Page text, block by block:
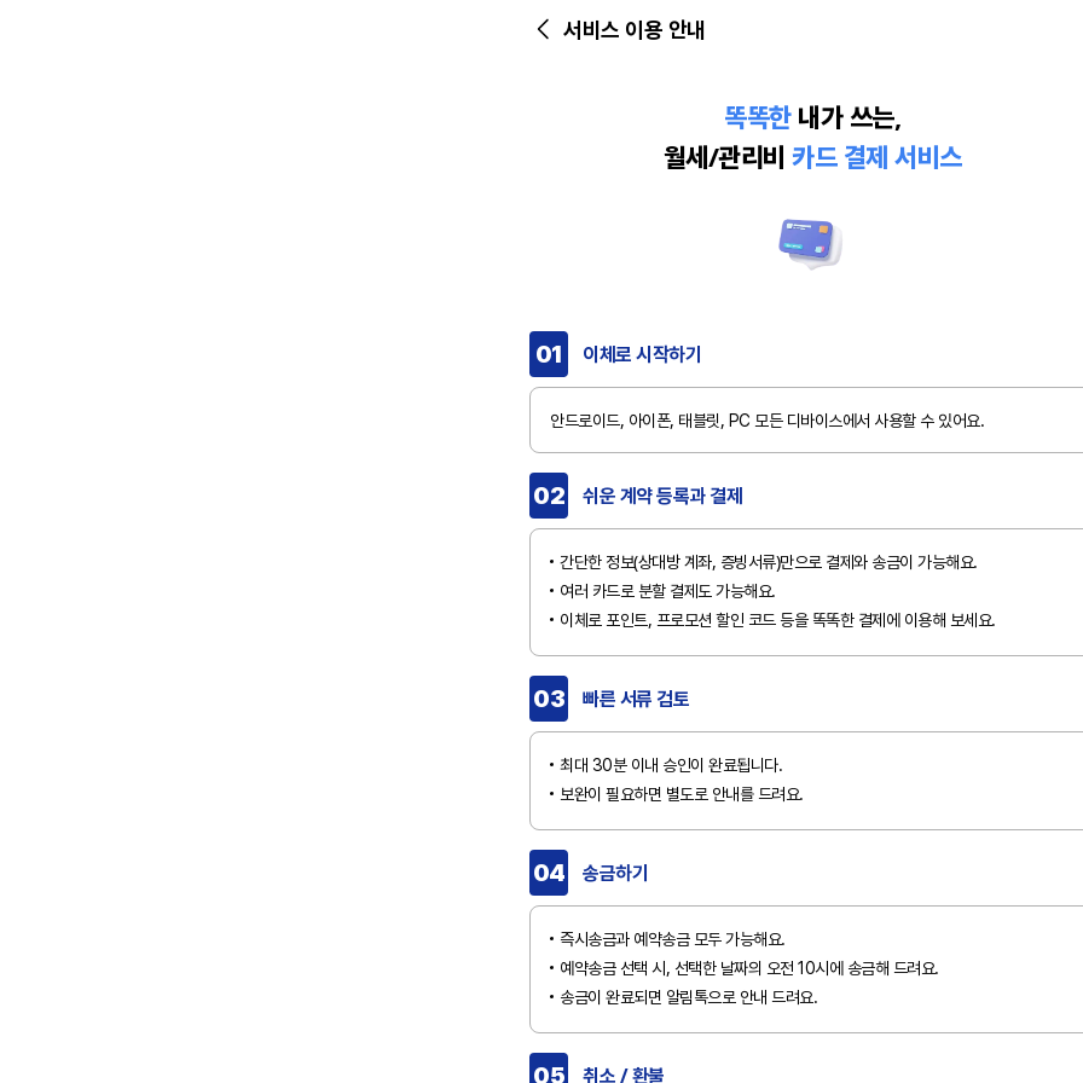
확인
닫기
닫기
확인
이체로의 다양한 혜택 소식을
빠르게 만나보세요.
혜택 및 이벤트 소식
기타 공지
네, 동의할게요
서비스 이용 안내
똑똑한내가 쓰는,
월세/관리비 카드 결제 서비스
01 이체로 시작하기
안드로이드, 아이폰, 태블릿, PC 모든 디바이스에서 사용할 수 있어요.
02 쉬운 계약 등록과 결제
간단한 정보(상대방 계좌, 증빙서류)만으로 결제와 송금이 가능해요.
여러 카드로 분할 결제도 가능해요.
이체로 포인트, 프로모션 할인 코드 등을 똑똑한 결제에 이용해 보세요.
03 빠른 서류 검토
최대 30분 이내 승인이 완료됩니다.
보완이 필요하면 별도로 안내를 드려요.
04 송금하기
즉시송금과 예약송금 모두 가능해요.
예약송금 선택 시, 선택한 날짜의 오전 10시에 송금해 드려요.
송금이 완료되면 알림톡으로 안내 드려요.
05 취소 / 환불
똑똑한 사람들을 위한 똑똑한 이체로 서비스
서비스 정보
공지사항
이용안내
자주 묻는 질문
개인정보처리방침